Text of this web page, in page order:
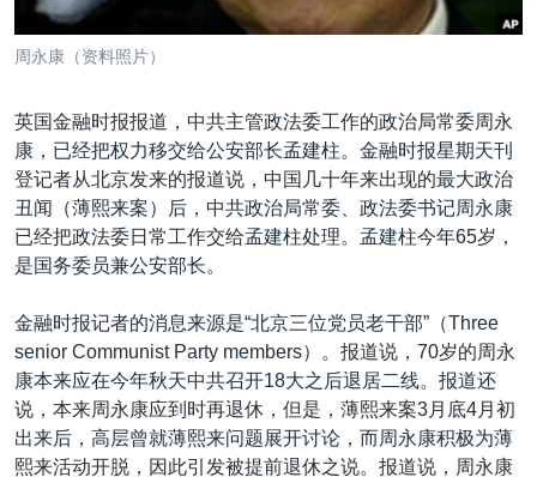
全球议题
环境
美国建国250周年
美国之音专访
重要讲话与声明
台海两岸关系
南中国海争端
关注新疆
GEN Z 看美国
关注我们
其他语言网站
周永康（资料照片）
英国金融时报报道，中共主管政法委工作的政治局常委周永
康，已经把权力移交给公安部长孟建柱。金融时报星期天刊
登记者从北京发来的报道说，中国几十年来出现的最大政治
丑闻（薄熙来案）后，中共政治局常委、政法委书记周永康
已经把政法委日常工作交给孟建柱处理。孟建柱今年65岁，
是国务委员兼公安部长。
金融时报记者的消息来源是“北京三位党员老干部”（Three
senior Communist Party members）。报道说，70岁的周永
康本来应在今年秋天中共召开18大之后退居二线。报道还
说，本来周永康应到时再退休，但是，薄熙来案3月底4月初
出来后，高层曾就薄熙来问题展开讨论，而周永康积极为薄
熙来活动开脱，因此引发被提前退休之说。报道说，周永康